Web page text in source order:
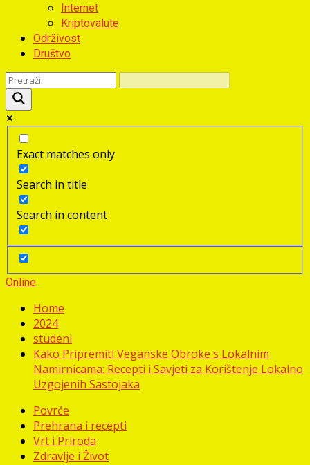
Internet
Kriptovalute
Održivost
Društvo
Exact matches only
Search in title
Search in content
Online
Home
2024
studeni
Kako Pripremiti Veganske Obroke s Lokalnim
Namirnicama: Recepti i Savjeti za Korištenje Lokalno
Uzgojenih Sastojaka
Povrće
Prehrana i recepti
Vrt i Priroda
Zdravlje i Život